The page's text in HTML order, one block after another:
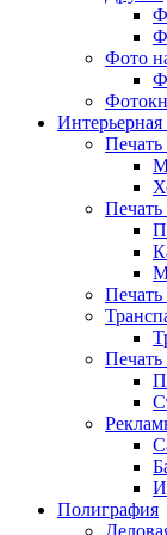
Фото
Интерьерная
Печать
Печать
Печать
Печать
Полиграфия